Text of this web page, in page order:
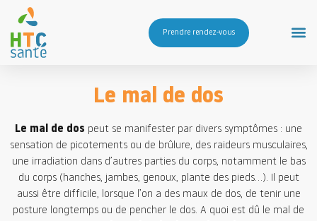
Prendre rendez-vous
Le mal de dos
Le mal de dos peut se manifester par divers symptômes : une
sensation de picotements ou de brûlure, des raideurs musculaires,
une irradiation dans d’autres parties du corps, notamment le bas
du corps (hanches, jambes, genoux, plante des pieds…). Il peut
aussi être difficile, lorsque l’on a des maux de dos, de tenir une
posture longtemps ou de pencher le dos. A quoi est dû le mal de